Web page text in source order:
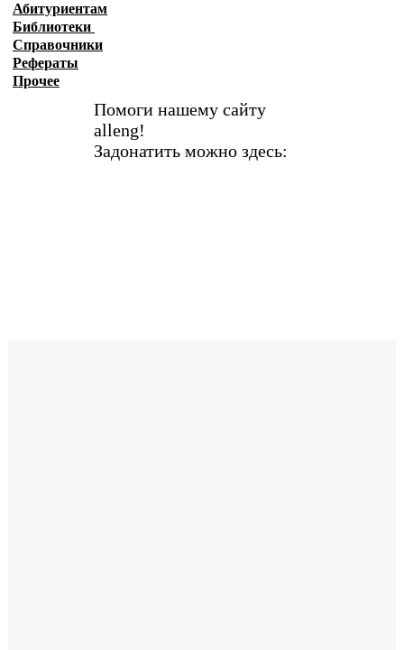
Абитуриентам
Библиотеки
Справочники
Рефераты
Прочее
Помоги нашему сайту
alleng!
Задонатить можно здесь: